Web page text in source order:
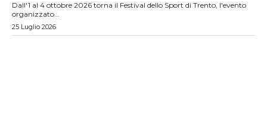
Dall'1 al 4 ottobre 2026 torna il Festival dello Sport di Trento, l'evento
organizzato...
25 Luglio 2026